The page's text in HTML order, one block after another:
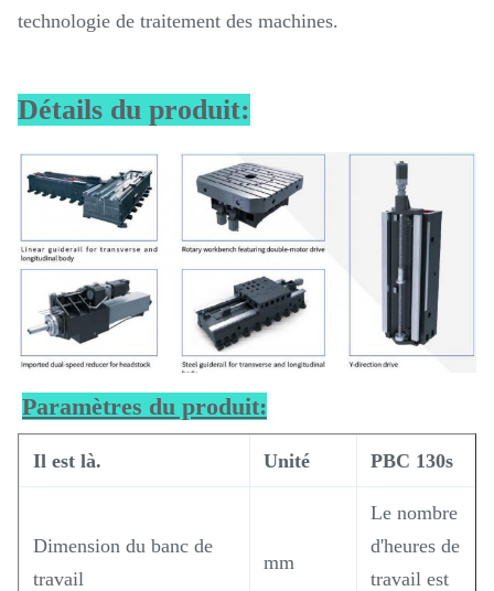
technologie de traitement des machines.
Détails du produit:
Paramètres du produit:
Il est là. Unité PBC 130s
Dimension du banc de
travail
mm
Le nombre
d'heures de
travail est